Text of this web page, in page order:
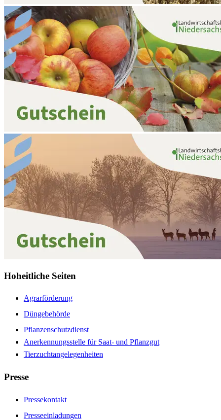
Hoheitliche Seiten
Agrarförderung
Düngebehörde
Pflanzenschutzdienst
Anerkennungsstelle für Saat- und Pflanzgut
Tierzuchtangelegenheiten
Presse
Pressekontakt
Presseeinladungen